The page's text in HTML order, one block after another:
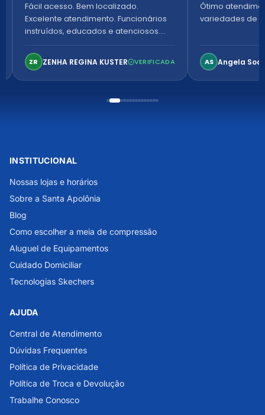
Fácil acesso. Bem localizado.
Excelente atendimento. Funcionários
instruídos, educados e atenciosos.
confortável. Perfeito!
ZR ZENHA REGINA KUSTER VERIFICADA
Ótimo
variedades de
AS Angela
INSTITUCIONAL
Nossas lojas e horários
Sobre a Santa Apolônia
Blog
Como escolher a meia de compressão
Aluguel de Equipamentos
Cuidado Domiciliar
Tecnologias Skechers
AJUDA
Central de Atendimento
Dúvidas Frequentes
Política de Privacidade
Política de Troca e Devolução
Trabalhe Conosco